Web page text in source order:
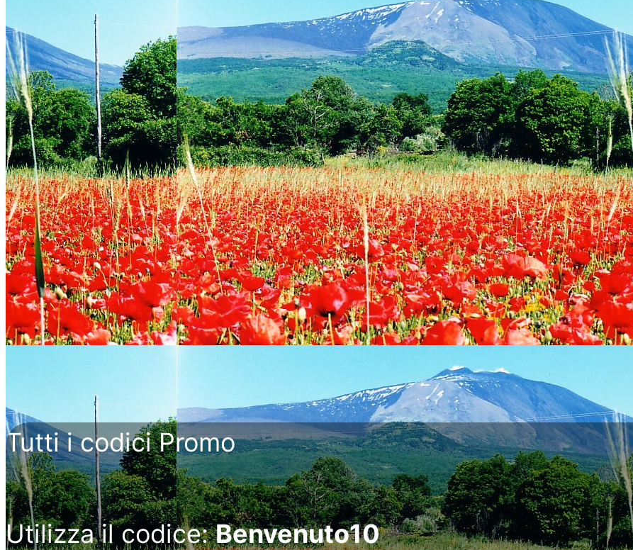
Tutti i codici Promo
Utilizza il codice:Benvenuto10